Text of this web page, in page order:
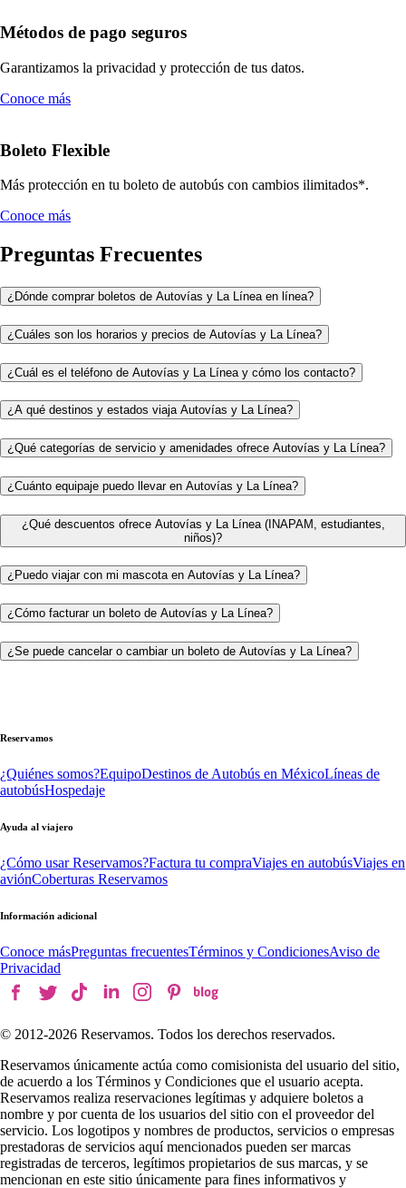
Métodos de pago seguros
Garantizamos la privacidad y protección de tus datos.
Conoce más
Boleto Flexible
Más protección en tu boleto de autobús con cambios ilimitados*.
Conoce más
Preguntas Frecuentes
¿Dónde comprar boletos de Autovías y La Línea en línea?
¿Cuáles son los horarios y precios de Autovías y La Línea?
¿Cuál es el teléfono de Autovías y La Línea y cómo los contacto?
¿A qué destinos y estados viaja Autovías y La Línea?
¿Qué categorías de servicio y amenidades ofrece Autovías y La Línea?
¿Cuánto equipaje puedo llevar en Autovías y La Línea?
¿Qué descuentos ofrece Autovías y La Línea (INAPAM, estudiantes,
niños)?
¿Puedo viajar con mi mascota en Autovías y La Línea?
¿Cómo facturar un boleto de Autovías y La Línea?
¿Se puede cancelar o cambiar un boleto de Autovías y La Línea?
Reservamos
¿Quiénes somos?EquipoDestinos de Autobús en MéxicoLíneas de
autobúsHospedaje
Ayuda al viajero
¿Cómo usar Reservamos?Factura tu compraViajes en autobúsViajes en
aviónCoberturas Reservamos
Información adicional
Conoce másPreguntas frecuentesTérminos y CondicionesAviso de
Privacidad
© 2012-2026 Reservamos. Todos los derechos reservados.
Reservamos únicamente actúa como comisionista del usuario del sitio,
de acuerdo a los Términos y Condiciones que el usuario acepta.
Reservamos realiza reservaciones legítimas y adquiere boletos a
nombre y por cuenta de los usuarios del sitio con el proveedor del
servicio. Los logotipos y nombres de productos, servicios o empresas
prestadoras de servicios aquí mencionados pueden ser marcas
registradas de terceros, legítimos propietarios de sus marcas, y se
mencionan en este sitio únicamente para fines informativos y